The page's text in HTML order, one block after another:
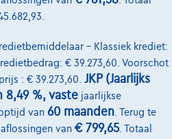
– Klassiek krediet:
€ 39.273,60. Voorschot
: € 39.273,60. JKP (Jaarlijks
8,49 %, vaste jaarlijkse
van 60 maanden. Terug te
van € 799,65. Totaal